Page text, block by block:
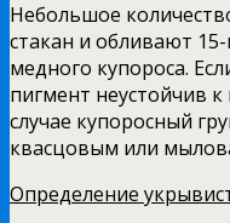
Небольшое
стакан и обливают
медного купороса.
пигмент неустойчив
случае ку­поросный
квасцовым или
Определение